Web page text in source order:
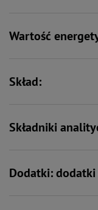
Zawiera zestaw witamin i
mineralnych
Wartość
Skład:
Składniki
Dodatki: